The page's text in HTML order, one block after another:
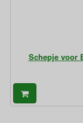
Schepje voor